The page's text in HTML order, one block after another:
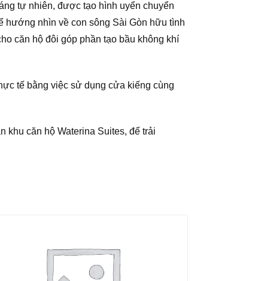
tự nhiên, được tạo hình uyển chuyển
hướng nhìn về con sông Sài Gòn hữu tình
căn hộ đôi góp phần tạo bầu không khí
tế bằng việc sử dụng cửa kiếng cùng
khu căn hộ Waterina Suites, để trải